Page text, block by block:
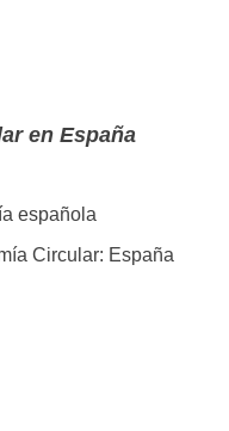
en España
española
Circular: España